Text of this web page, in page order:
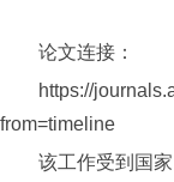
论文连接：
https://
from=timeline
该工作受到国